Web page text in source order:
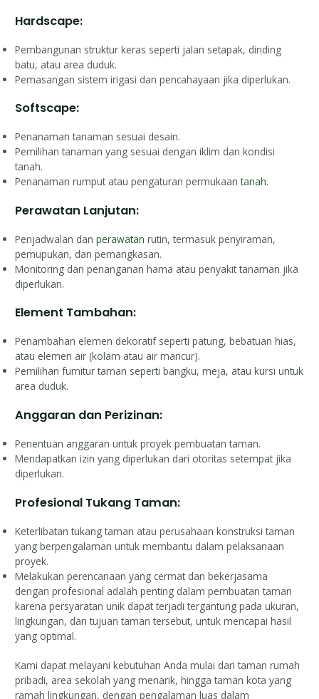
Hardscape:
Pembangunan struktur keras seperti jalan setapak, dinding
batu, atau area duduk.
Pemasangan sistem irigasi dan pencahayaan jika diperlukan.
Softscape:
Penanaman tanaman sesuai desain.
Pemilihan tanaman yang sesuai dengan iklim dan kondisi
tanah.
Penanaman rumput atau pengaturan permukaantanah.
Perawatan Lanjutan:
Penjadwalan danperawatan rutin, termasuk penyiraman,
pemupukan, dan pemangkasan.
Monitoring dan penanganan hama atau penyakit tanaman jika
diperlukan.
Element Tambahan:
Penambahan elemen dekoratif seperti patung, bebatuan hias,
atau elemen air (kolam atau air mancur).
Pemilihan furnitur taman seperti bangku, meja, atau kursi untuk
area duduk.
Anggaran dan Perizinan:
Penentuan anggaran untuk proyek pembuatan taman.
Mendapatkan izin yang diperlukan dari otoritas setempat jika
diperlukan.
Profesional Tukang Taman:
Keterlibatan tukang taman atau perusahaan konstruksi taman
yang berpengalaman untuk membantu dalam pelaksanaan
proyek.
Melakukan perencanaan yang cermat dan bekerjasama
dengan profesional adalah penting dalam pembuatan taman
karena persyaratan unik dapat terjadi tergantung pada ukuran,
lingkungan, dan tujuan taman tersebut, untuk mencapai hasil
yang optimal.
Kami dapat melayani kebutuhan Anda mulai dari taman rumah
pribadi, area sekolah yang menarik, hingga taman kota yang
ramah lingkungan, dengan pengalaman luas dalam